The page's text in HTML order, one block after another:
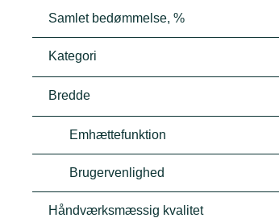
Samlet bedømmelse, %
Kategori
Bredde
Emhættefunktion
Brugervenlighed
Håndværksmæssig kvalitet